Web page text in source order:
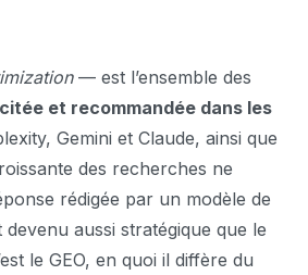
— est l’ensemble des
citée et recommandée dans les
Gemini et Claude, ainsi que
des recherches ne
rédigée par un modèle de
aussi stratégique que le
le GEO, en quoi il diffère du